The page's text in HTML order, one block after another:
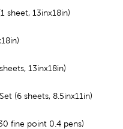
sheet, 13inx18in)
13inx18in)
(6 sheets, 8.5inx11in)
fine point 0.4 pens)